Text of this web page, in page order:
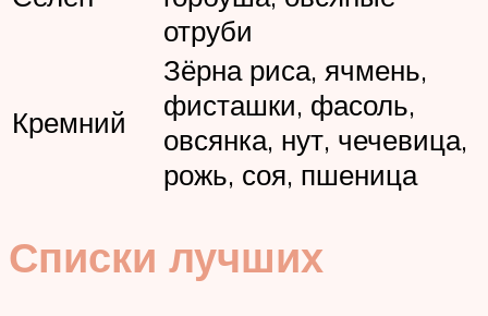
отруби
Кремний
Зёрна риса, ячмень,
фисташки, фасоль,
овсянка, нут, чечевица,
рожь, соя, пшеница
Списки лучших